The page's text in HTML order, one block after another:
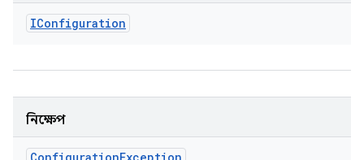
IConfiguration
নিক্ষেপ